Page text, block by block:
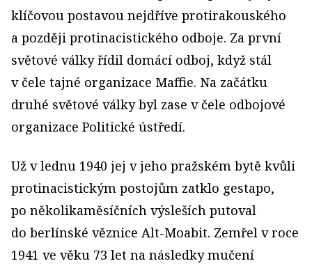
klíčovou postavou nejdříve protirakouského
a později protinacistického odboje. Za první
světové války řídil domácí odboj, když stál
v čele tajné organizace Maffie. Na začátku
druhé světové války byl zase v čele odbojové
organizace Politické ústředí.
Už v lednu 1940 jej v jeho pražském bytě kvůli
protinacistickým postojům zatklo gestapo,
po několikaměsíčních výsleších putoval
do berlínské věznice Alt-Moabit. Zemřel v roce
1941 ve věku 73 let na následky mučení